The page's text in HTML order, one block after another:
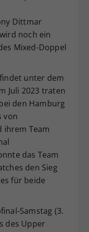
Dittmar
noch ein
Mixed-Doppel
unter dem
Juli 2023 traten
den Hamburg
von
ihrem Team
das Team
den Sieg
für beide
Samstag (3.
des Upper